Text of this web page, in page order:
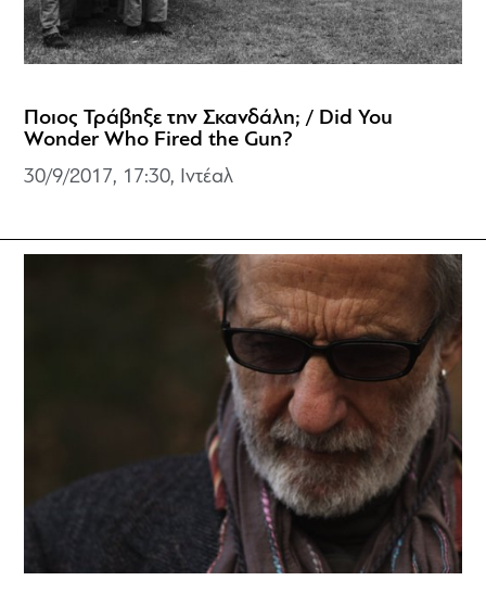
Ποιος Τράβηξε την Σκανδάλη; / Did You
Wonder Who Fired the Gun?
30/9/2017, 17:30, Ιντέαλ